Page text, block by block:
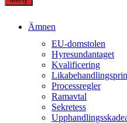
Ämnen
EU-domstolen
Hyresundantaget
Kvalificering
Processregler
Ramavtal
Sekretess